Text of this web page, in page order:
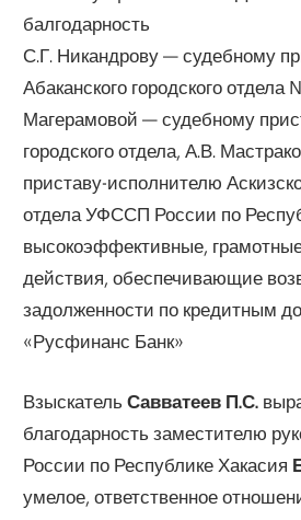
балгодарность
С.Г. Никандрову — судебному
Абаканского городского
Магерамовой — судебному
городского отдела, А.В.
приставу-исполнителю
отдела УФССП России по
высокоэффективные,
действия, обеспечивающие
задолженности по кредитным
«Русфинанс Банк»
ВзыскательСавватеев П.С.
благодарность заместителю
России по Республике Хакасия
умелое, ответственное